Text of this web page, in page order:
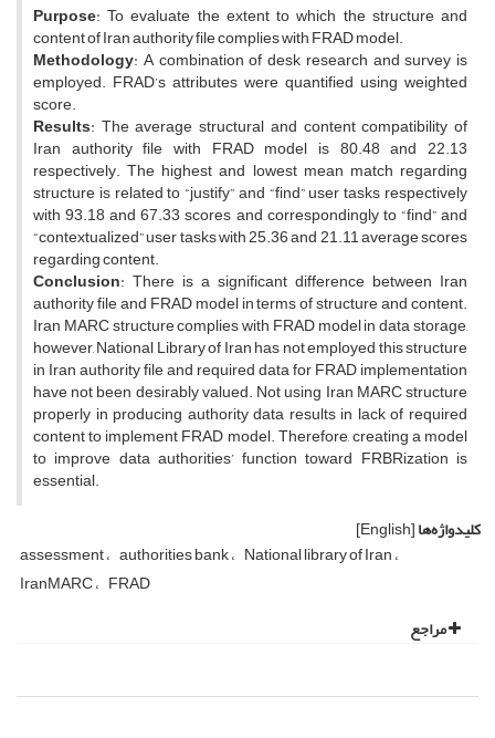
Purpose: To evaluate the extent to which the structure and
content of Iran authority file complies with FRAD model.
Methodology: A combination of desk research and survey is
employed. FRAD’s attributes were quantified using weighted
score.
Results: The average structural and content compatibility of
Iran authority file with FRAD model is 80.48 and 22.13
respectively. The highest and lowest mean match regarding
structure is related to “justify” and “find” user tasks respectively
with 93.18 and 67.33 scores and correspondingly to “find” and
“contextualized” user tasks with 25.36 and 21.11 average scores
regarding content.
Conclusion: There is a significant difference between Iran
authority file and FRAD model in terms of structure and content.
Iran MARC structure complies with FRAD model in data storage,
however, National Library of Iran has not employed this structure
in Iran authority file and required data for FRAD implementation
have not been desirably valued. Not using Iran MARC structure
properly in producing authority data results in lack of required
content to implement FRAD model. Therefore, creating a model
to improve data authorities’ function toward FRBRization is
essential.
کلیدواژه‌ها[English]
assessment authorities bank National library of Iran
IranMARC FRAD
مراجع